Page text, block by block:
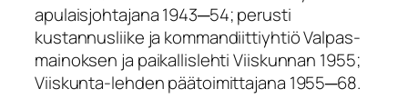
apulaisjohtajana 1943─54; perusti
kustannusliike ja kommandiittiyhtiö Valpas-
mainoksen ja paikallislehti Viiskunnan 1955;
Viiskunta-lehden päätoimittajana 1955─68.